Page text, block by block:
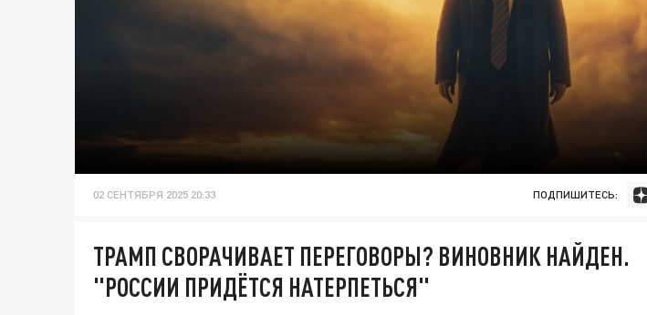
02 СЕНТЯБРЯ 2025 20:33 ПОДПИШИТЕСЬ:
ТРАМП СВОРАЧИВАЕТ ПЕРЕГОВОРЫ? ВИНОВНИК НАЙДЕН.
"РОССИИ ПРИДЁТСЯ НАТЕРПЕТЬСЯ"